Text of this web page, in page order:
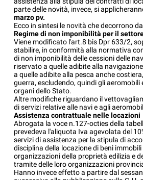
parte delle novità, invece, si
marzo pv.
Ecco in sintesi le novità che decorrono
Regime di non imponibilità per il
Viene modificato l'art.8 bis Dpr 633/2,
stabilire, in conformità alla normativa
di non imponibilità delle cessioni delle
riservato a quelle adibite alla
a quelle adibite alla pesca anche
guerra, escludendo, quindi gli aeromobili
organi dello Stato.
Altre modifiche riguardano il
di servizi relative alle navi e agli
Assistenza contrattuale nelle locazioni
Abrogata la voce n.127-octies della
prevedeva l'aliquota Iva agevolata del
servizi di assistenza per la stipula di
disciplina della locazione di beni
organizzazioni della proprietà edilizia e
tramite delle loro organizzazioni
Hanno invece effetto a partire dal